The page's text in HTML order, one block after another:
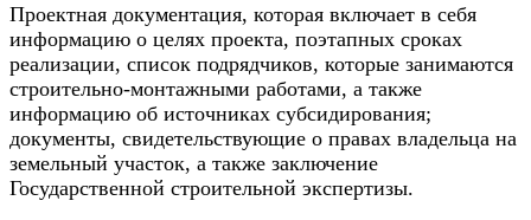
Проектная документация, которая включает в себя
информацию о целях проекта, поэтапных сроках
реализации, список подрядчиков, которые занимаются
строительно-монтажными работами, а также
информацию об источниках субсидирования;
документы, свидетельствующие о правах владельца на
земельный участок, а также заключение
Государственной строительной экспертизы.